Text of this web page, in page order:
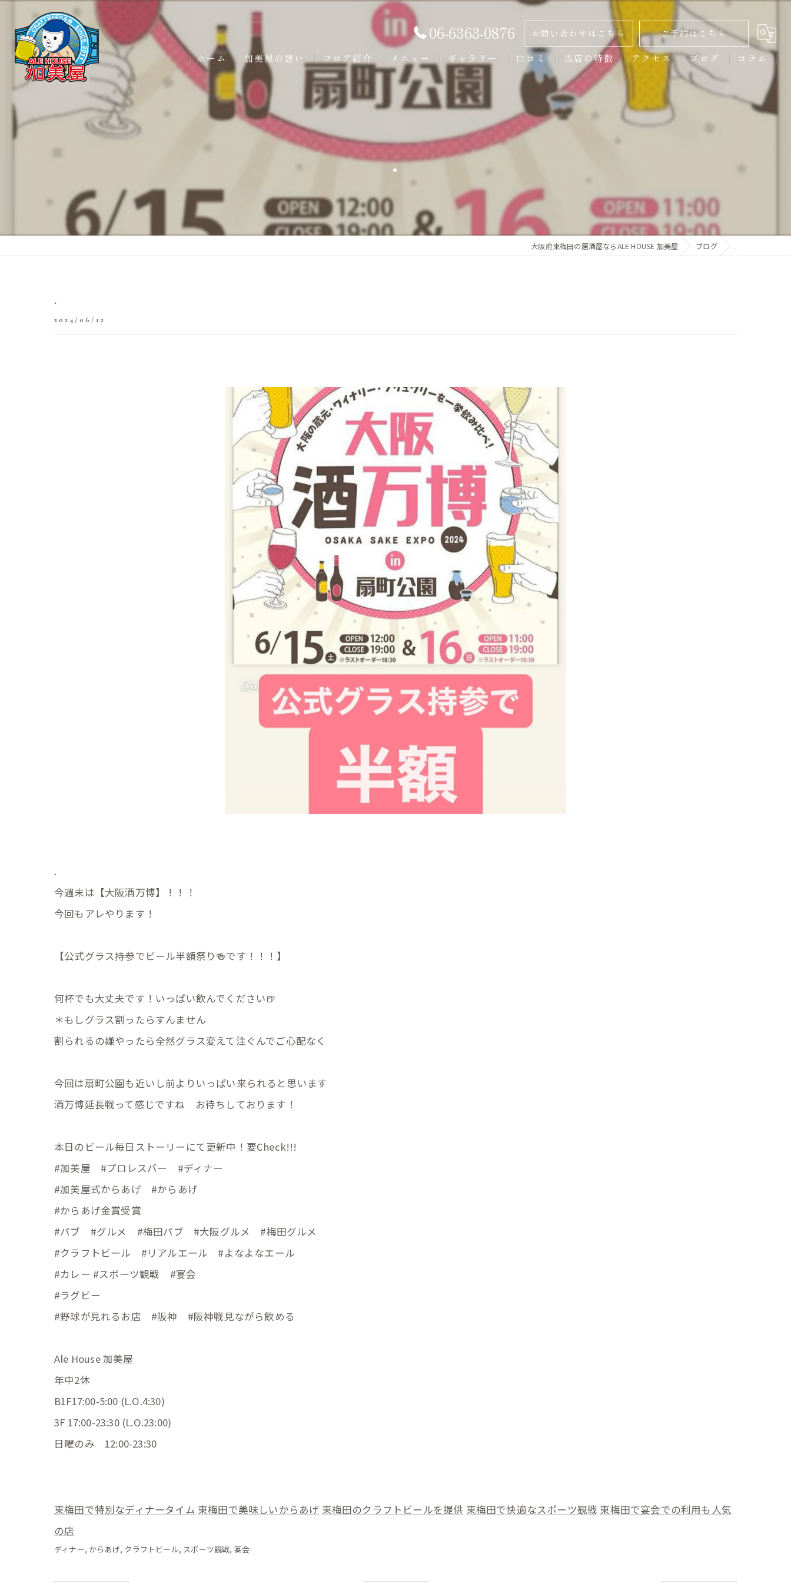
06-6363-0876 お問い合わせはこちら ご予約はこちら
ホーム 加美屋の想い フロア紹介 メニュー ギャラリー 口コミ 当店の特徴
ディナー
アクセス ブログ コラム
.
大阪府東梅田の居酒屋ならALE HOUSE 加美屋 ブログ .
.
2024/06/12
.
今週末は【大阪酒万博】！！！
今回もアレやります！
【公式グラス持参でビール半額祭り🍻です！！！】
何杯でも大丈夫です！いっぱい飲んでください🍺
＊もしグラス割ったらすんません
割られるの嫌やったら全然グラス変えて注ぐんでご心配なく
今回は扇町公園も近いし前よりいっぱい来られると思います
酒万博延長戦って感じですね お待ちしております！
本日のビール毎日ストーリーにて更新中！要Check!!!
#加美屋 #プロレスバー #ディナー
#加美屋式からあげ #からあげ
#からあげ金賞受賞
#パブ #グルメ #梅田パブ #大阪グルメ #梅田グルメ
#クラフトビール #リアルエール #よなよなエール
#カレー #スポーツ観戦 #宴会
#ラグビー
#野球が見れるお店 #阪神 #阪神戦見ながら飲める
Ale House 加美屋
年中2休
B1F17:00-5:00 (L.O.4:30)
3F 17:00-23:30 (L.O.23:00)
日曜のみ 12:00-23:30
東梅田で特別なディナータイム 東梅田で美味しいからあげ 東梅田のクラフトビールを提供 東梅田で快適なスポーツ観戦 東梅田で宴会での利用も人気
の店
ディナー からあげ クラフトビール スポーツ観戦 宴会